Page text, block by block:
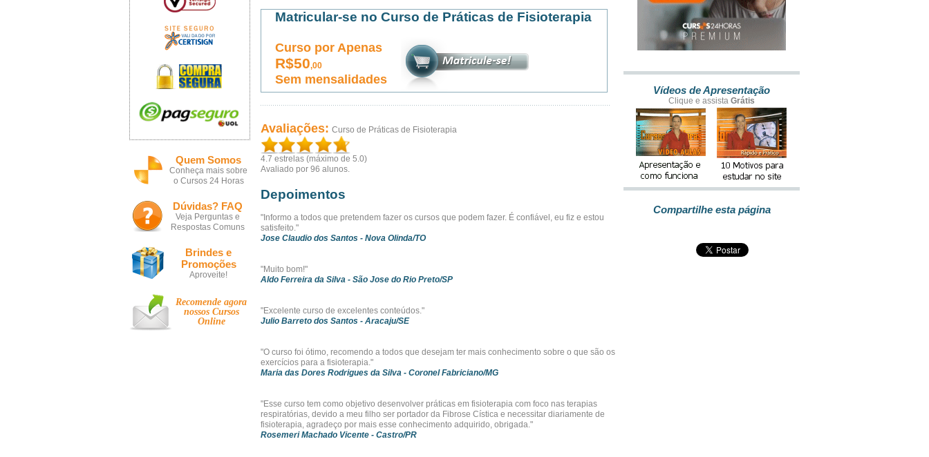
Quem Somos
Conheça mais sobre
o Cursos 24 Horas
Dúvidas? FAQ
Veja Perguntas e
Respostas Comuns
Brindes e
Promoções
Aproveite!
Recomende agora
nossos Cursos
Online
Matricular-se no Curso de Práticas de Fisioterapia
Curso por Apenas
R$50,00
Sem mensalidades
Avaliações: Curso de Práticas de Fisioterapia
4.7 estrelas (máximo de 5.0)
Avaliado por 96 alunos.
Depoimentos
"Informo a todos que pretendem fazer os cursos que podem fazer. É confiável, eu fiz e estou
satisfeito."
Jose Claudio dos Santos - Nova Olinda/TO
"Muito bom!"
Aldo Ferreira da Silva - São Jose do Rio Preto/SP
"Excelente curso de excelentes conteúdos."
Julio Barreto dos Santos - Aracaju/SE
"O curso foi ótimo, recomendo a todos que desejam ter mais conhecimento sobre o que são os
exercícios para a fisioterapia."
Maria das Dores Rodrigues da Silva - Coronel Fabriciano/MG
"Esse curso tem como objetivo desenvolver práticas em fisioterapia com foco nas terapias
respiratórias, devido a meu filho ser portador da Fibrose Cística e necessitar diariamente de
fisioterapia, agradeço por mais esse conhecimento adquirido, obrigada."
Rosemeri Machado Vicente - Castro/PR
Vídeos de Apresentação
Clique e assista Grátis
Compartilhe esta página